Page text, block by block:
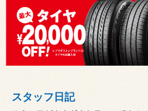
スタッフ日記